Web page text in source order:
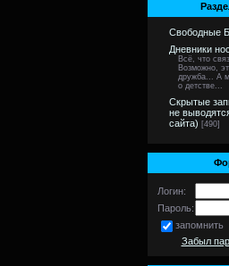
Свободные
Дневники
Всё, что
Возможно,
дружба... А
о детстве...
Скрытые
не
сайта) [490]
Логин:
Пароль:
запомнить
Забыл